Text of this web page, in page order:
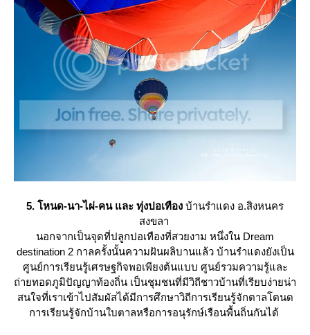
5. โหนด-นา-ไผ่-คน และ ทุ่งปอเทือง บ้านรำแดง อ.สิงหนคร
สงขลา
นอกจากเป็นจุดที่ปลูกปอเทืองที่สวยงาม หนึ่งใน Dream
destination 2 กาลครั้งนั้นความฝันผลิบานล้ว บ้านรำแดงยังเป็น
ศูนย์การเรียนรู้เศรษฐกิจพอเพียงต้นแบบ ศูนย์รวมความรู้และ
ถ่ายทอดภูมิปัญญาท้องถิ่น เป็นชุมชนที่มีวิถีชาวบ้านที่เรียบง่าน่า
สนใจที่เราเข้าไปสัมผัสได้มีการศึกษาวิถีการเรียนรู้จักตาลโตนด
การเรียนรู้จักบ้านใบตาลหรือการอนุรักษ์เรือนพื้นถิ่นกันได้